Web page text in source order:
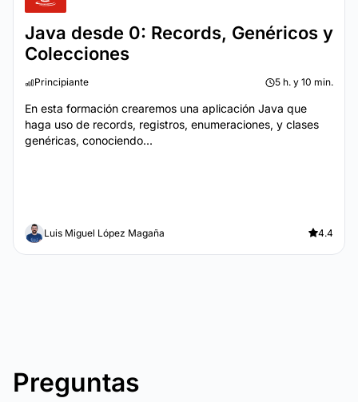
Java desde 0: Records, Genéricos y
Colecciones
Principiante 5 h. y 10 min.
En esta formación crearemos una aplicación Java que
haga uso de records, registros, enumeraciones, y clases
genéricas, conociendo...
Luis Miguel López Magaña 4.4
Preguntas